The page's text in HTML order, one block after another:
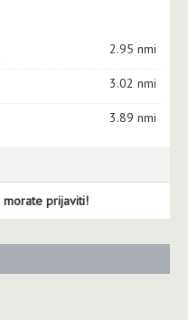
2.95 nmi
3.02 nmi
3.89 nmi
morate prijaviti!